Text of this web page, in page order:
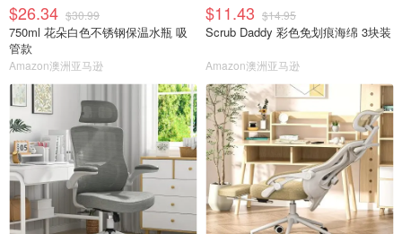
$26.34 $30.99
750ml 花朵白色不锈钢保温水瓶 吸
管款
Amazon澳洲亚马逊
$11.43 $14.95
Scrub Daddy 彩色免划痕海绵 3块装
Amazon澳洲亚马逊